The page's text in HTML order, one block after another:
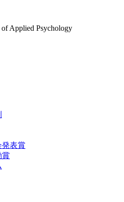
Applied Psychology
表賞
賞